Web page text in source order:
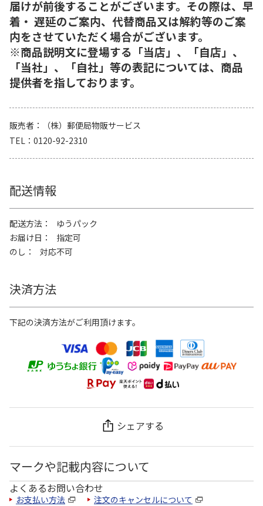
届けが前後することがございます。その際は、早
着・ 遅延のご案内、代替商品又は解約等のご案
内をさせていただく場合がございます。
※商品説明文に登場する「当店」、「自店」、
「当社」、「自社」等の表記については、商品
提供者を指しております。
販売者
（株）郵便局物販サービス
TEL
0120-92-2310
配送情報
配送方法
ゆうパック
お届け日
指定可
のし
対応不可
決済方法
下記の決済方法がご利用頂けます。
シェアする
マークや記載内容について
よくあるお問い合わせ
お支払い方法 注文のキャンセルについて